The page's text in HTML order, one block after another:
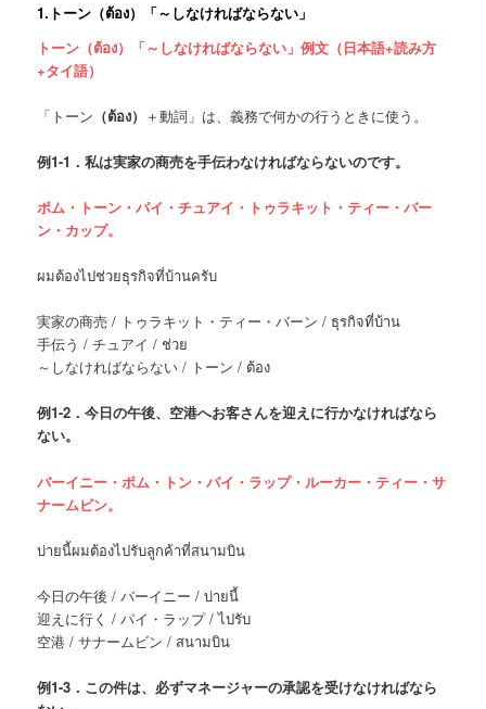
1.トーン（ต้อง）「～しなければならない」
トーン（ต้อง）「～しなければならない」例文（日本語+読み方
+タイ語）
「トーン （ต้อง） ＋動詞」は、義務で何かの行うときに使う。
例1-1．私は実家の商売を手伝わなければならないのです。
ポム・トーン・パイ・チュアイ・トゥラキット・ティー・バー
ン・カップ。
ผมต้องไปช่วยธุรกิจที่บ้านครับ
実家の商売 / トゥラキット・ティー・バーン / ธุรกิจที่บ้าน
手伝う / チュアイ / ช่วย
～しなければならない / トーン / ต้อง
例1-2．今日の午後、空港へお客さんを迎えに行かなければなら
ない。
バーイニー・ポム・トン・パイ・ラップ・ルーカー・ティー・サ
ナームビン。
บ่ายนี้ผมต้องไปรับลูกค้าที่สนามบิน
今日の午後 / バーイニー / บ่ายนี้
迎えに行く / パイ・ラップ / ไปรับ
空港 / サナームビン / สนามบิน
例1-3．この件は、必ずマネージャーの承認を受けなければなら